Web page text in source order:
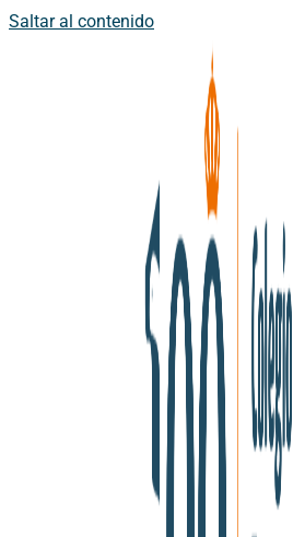
Saltar al contenido